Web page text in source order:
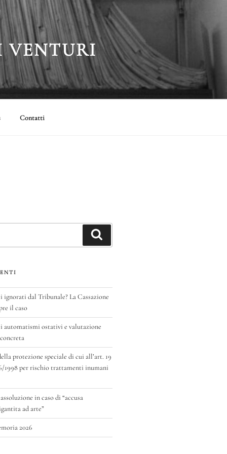
VENTURI
Contatti
dal Tribunale? La Cassazione
il caso
automatismi ostativi e valutazione
protezione speciale di cui all’art. 19
1998 per rischio trattamenti inumani
in caso di “accusa
ad arte”
2026